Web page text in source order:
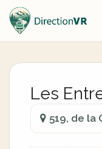
Les
519, de la